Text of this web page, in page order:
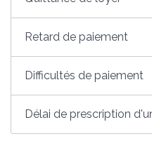
Retard de paiement
Difficultés de paiement
Délai de prescription